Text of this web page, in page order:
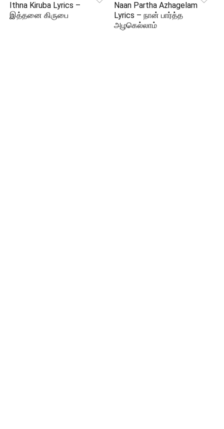
Ithna Kiruba Lyrics –
இத்தனை கிருபை
Naan Partha Azhagelam
Lyrics – நான் பார்த்த
அழகெல்லாம்